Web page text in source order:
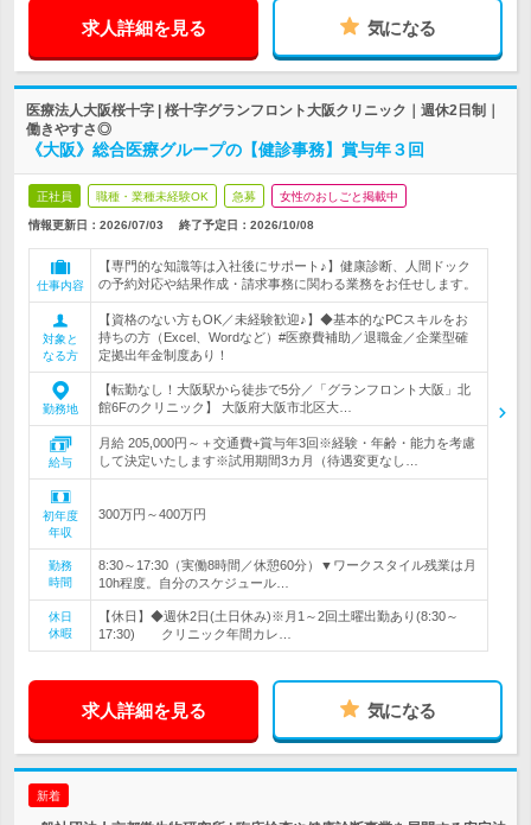
求人詳細を見る 気になる
医療法人大阪桜十字 | 桜十字グランフロント大阪クリニック｜週休2日制｜
働きやすさ◎
《大阪》総合医療グループの【健診事務】賞与年３回
正社員 職種・業種未経験OK 急募 女性のおしごと掲載中
情報更新日：2026/07/03 終了予定日： 2026/10/08
仕事内容
【専門的な知識等は入社後にサポート♪】健康診断、人間ドック
の予約対応や結果作成・請求事務に関わる業務をお任せします。
対象と
なる方
【資格のない方もOK／未経験歓迎♪】◆基本的なPCスキルをお
持ちの方（Excel、Wordなど）#医療費補助／退職金／企業型確
定拠出年金制度あり！
勤務地
【転勤なし！大阪駅から徒歩で5分／「グランフロント大阪」北
館6Fのクリニック】 大阪府大阪市北区大…
給与
月給 205,000円～＋交通費+賞与年3回※経験・年齢・能力を考慮
して決定いたします※試用期間3カ月（待遇変更なし…
初年度
年収
300万円～400万円
勤務
時間
8:30～17:30（実働8時間／休憩60分）▼ワークスタイル残業は月
10h程度。自分のスケジュール…
休日
休暇
【休日】◆週休2日(土日休み)※月1～2回土曜出勤あり(8:30～
17:30) クリニック年間カレ…
求人詳細を見る 気になる
新着